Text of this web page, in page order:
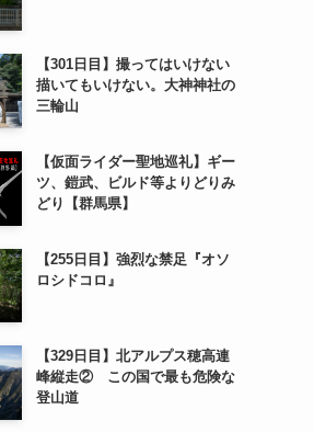
【301日目】撮ってはいけない
描いてもいけない。大神神社の
三輪山
【仮面ライダー聖地巡礼】ギー
ツ、鎧武、ビルド等よりどりみ
どり【群馬県】
【255日目】強烈な禁足『オソ
ロシドコロ』
【329日目】北アルプス穂高連
峰縦走② この国で最も危険な
登山道